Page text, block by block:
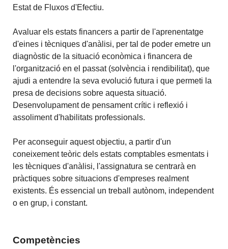
Estat de Fluxos d'Efectiu.
Avaluar els estats financers a partir de l'aprenentatge
d'eines i tècniques d'anàlisi, per tal de poder emetre un
diagnòstic de la situació econòmica i financera de
l'organització en el passat (solvència i rendibilitat), que
ajudi a entendre la seva evolució futura i que permeti la
presa de decisions sobre aquesta situació.
Desenvolupament de pensament crític i reflexió i
assolimentd'habilitats professionals.
Per aconseguir aquest objectiu, a partir d'un
coneixement teòric dels estats comptables esmentats i
les tècniques d'anàlisi, l'assignatura se centrarà en
pràctiques sobre situacions d'empreses realment
existents. És essencial un treball autònom, independent
o en grup, i constant.
Competències